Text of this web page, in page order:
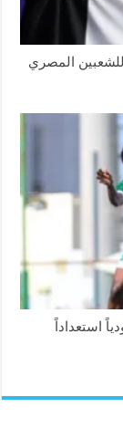
المصري
استعداداً